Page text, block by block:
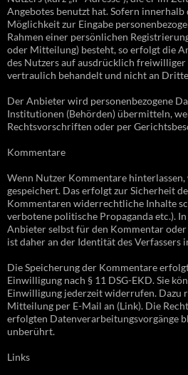
Angebotes benutzt hat. Sofern innerhalb
Möglichkeit zur Eingabe
Rahmen einer persönlichen
oder Mitteilung) besteht, so erfolgt die
des Nutzers auf ausdrücklich freiwilliger
vertraulich behandelt und nicht an
Der Anbieter wird personenbezogene
Institutionen (Behörden) übermitteln,
Rechtsvorschriften oder per
Kommentare
Wenn Nutzer Kommentare
gespeichert. Das erfolgt zur Sicherheit
Kommentaren widerrechtliche Inhalte
verbotene politische Propaganda etc.).
Anbieter selbst für den Kommentar
ist daher an der Identität des Verfassers
Die Speicherung der Kommentare
Einwilligung nach § 11 DSG-EKD. Sie
Einwilligung jederzeit widerrufen. Dazu
Mitteilung per E-Mail an (Link). Die
erfolgten Datenverarbeitungsvorgänge
unberührt.
Links